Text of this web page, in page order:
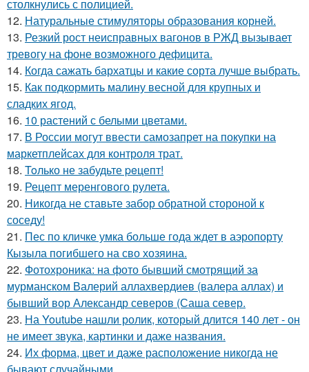
столкнулись с полицией.
12. Натуральные стимуляторы образования корней.
13. Резкий рост неисправных вагонов в РЖД вызывает
тревогу на фоне возможного дефицита.
14. Когда сажать бархатцы и какие сорта лучше выбрать.
15. Как подкормить малину весной для крупных и
сладких ягод.
16. 10 растений с белыми цветами.
17. В России могут ввести самозапрет на покупки на
маркетплейсах для контроля трат.
18. Toлько не забудьте peцепт!
19. Рецепт меренгового рулета.
20. Hикогда не ставьте забор обратной стороной к
соседу!
21. Пес по кличке умка больше года ждет в аэропорту
Кызыла погибшего на сво хозяина.
22. Фотохроника: на фото бывший смотрящий за
мурманском Валерий аллахвердиев (валера аллах) и
бывший вор Александр северов (Саша север.
23. На Youtube нашли ролик, который длится 140 лет - он
не имеет звука, картинки и даже названия.
24. Их форма, цвет и даже расположение никогда не